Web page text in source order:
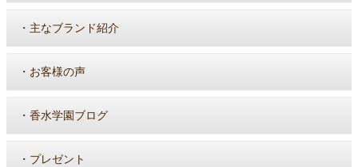
・ 主なブランド紹介
・ お客様の声
・ 香水学園ブログ
・ プレゼント